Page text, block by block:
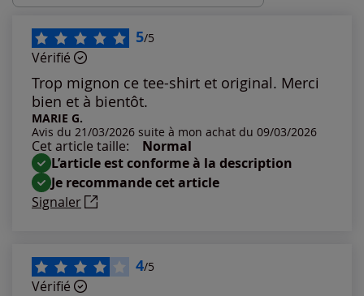
Les plus récents
Les plus anciens
Notes les plus élevées
Notes les plus basses
5/5
Vérifié
Trop mignon ce tee-shirt et original. Merci
bien et à bientôt.
MARIE G.
Avis du 21/03/2026 suite à mon achat du 09/03/2026
Cet article taille:
Normal
L’article est conforme à la description
Je recommande cet article
Signaler
4/5
Vérifié